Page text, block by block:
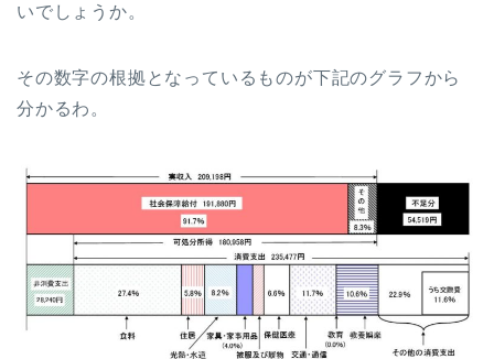
いでしょうか。
その数字の根拠となっているものが下記のグラフから
分かるわ。